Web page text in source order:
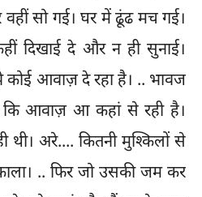
सो गई। घर में ढूंढ मच गई।
दिखाई दे और न ही सुनाई।
आवाज़ दे रहा है। .. भावज
कि आवाज़ आ कहां से रही है।
थी। अरे.... कितनी मुश्किलों से
.. फिर जो उसकी जम कर